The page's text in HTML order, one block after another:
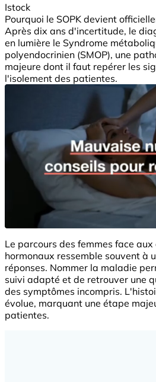
Istock
Pourquoi le SOPK devient
Après dix ans d'incertitude, le
en lumière le Syndrome
polyendocrinien (SMOP), une
majeure dont il faut repérer les
l'isolement des patientes.
Le parcours des femmes face
hormonaux ressemble souvent à
réponses. Nommer la maladie
suivi adapté et de retrouver une
des symptômes incompris.
évolue, marquant une étape
patientes.